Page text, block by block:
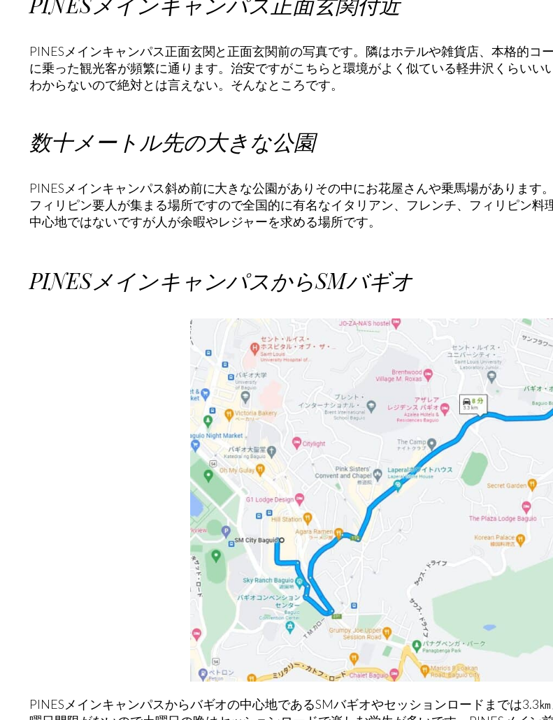
PINESメインキャンパス正面玄関と正面玄関前の写真です。隣はホテルや雑貨店、本格的
に乗った観光客が頻繁に通ります。治安ですがこちらと環境がよく似ている軽井沢くらい
わからないので絶対とは言えない。そんなところです。
数十メートル先の大きな公園
PINESメインキャンパス斜め前に大きな公園がありその中にお花屋さんや乗馬場がありま
フィリピン要人が集まる場所ですので全国的に有名なイタリアン、フレンチ、フィリピン
中心地ではないですが人が余暇やレジャーを求める場所です。
PINESメインキャンパスからSMバギオ
PINESメインキャンパスからバギオの中心地であるSMバギオやセッションロードまでは3.3